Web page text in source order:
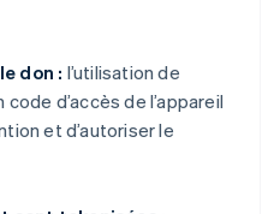
don : l’utilisation de
code d’accès de l’appareil
et d’autoriser le